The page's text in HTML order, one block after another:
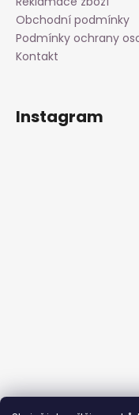
Obchodní podmínky
Podmínky ochrany
Kontakt
Instagram